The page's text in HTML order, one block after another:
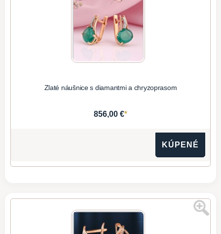
Zlaté náušnice s diamantmi a chryzoprasom
856,00 €*
KÚPENÉ